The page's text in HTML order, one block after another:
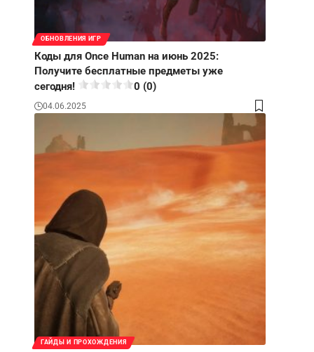
ОБНОВЛЕНИЯ ИГР
Коды для Once Human на июнь 2025:
Получите бесплатные предметы уже
сегодня!
0 (0)
04.06.2025
ГАЙДЫ И ПРОХОЖДЕНИЯ